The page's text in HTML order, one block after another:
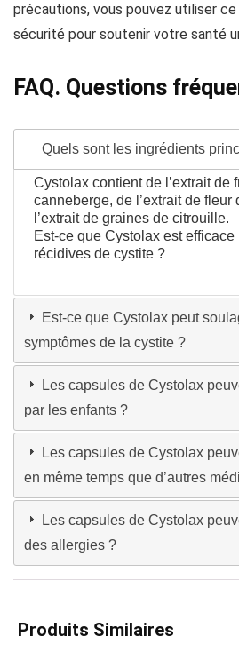
précautions, vous pouvez utiliser
sécurité pour soutenir votre santé
FAQ. Questions
Quels sont les ingrédients
Cystolax contient de l’extrait de
canneberge, de l’extrait de fleur
l’extrait de graines de citrouille.
Est-ce que Cystolax est
récidives de cystite ?
Est-ce que Cystolax peut
symptômes de la cystite ?
Les capsules de Cystolax
par les enfants ?
Les capsules de Cystolax
en même temps que d’autres
Les capsules de Cystolax
des allergies ?
Produits Similaires